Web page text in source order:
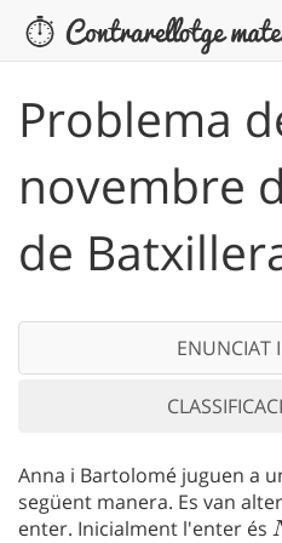
Problema
novembre
de
ENUNCIAT
Anna i Bartolomé juguen a
següent manera. Es van
enter. Inicialment l'enter és